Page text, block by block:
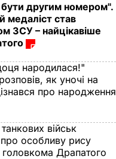
бути другим номером".
медаліст став
ЗСУ – найцікавіше
народилася!"
як уночі на
про народження
танкових військ
про особливу рису
головкома Драпатого